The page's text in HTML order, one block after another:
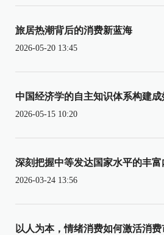
旅居热潮背后的消费新蓝海
2026-05-20 13:45
中国经济学的自主知识体系构建成
2026-05-15 10:20
深刻把握中等发达国家水平的丰富
2026-03-24 13:56
以人为本，情绪消费如何激活消费